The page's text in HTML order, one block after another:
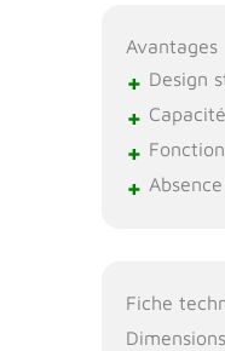
Avantages
+ Design
+
+
+
Fiche